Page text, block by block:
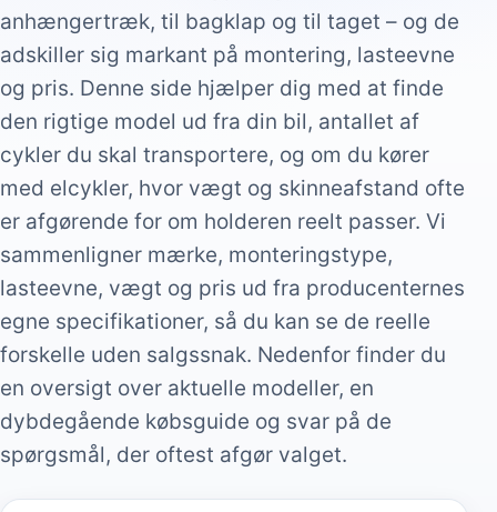
anhængertræk, til bagklap og til taget – og de
adskiller sig markant på montering, lasteevne
og pris. Denne side hjælper dig med at finde
den rigtige model ud fra din bil, antallet af
cykler du skal transportere, og om du kører
med elcykler, hvor vægt og skinneafstand ofte
er afgørende for om holderen reelt passer. Vi
sammenligner mærke, monteringstype,
lasteevne, vægt og pris ud fra producenternes
egne specifikationer, så du kan se de reelle
forskelle uden salgssnak. Nedenfor finder du
en oversigt over aktuelle modeller, en
dybdegående købsguide og svar på de
spørgsmål, der oftest afgør valget.